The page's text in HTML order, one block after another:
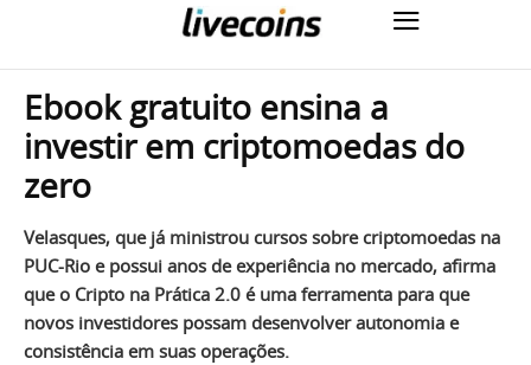
Ebook gratuito ensina a
investir em criptomoedas do
zero
Velasques, que já ministrou cursos sobre criptomoedas na
PUC-Rio e possui anos de experiência no mercado, afirma
que o Cripto na Prática 2.0 é uma ferramenta para que
novos investidores possam desenvolver autonomia e
consistência em suas operações.